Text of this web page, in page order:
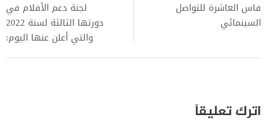
فاس العاشرة للتواصل
السينمائي
لجنة دعم الأفلام في
دورتها الثالثة لسنة 2022
والتي أعلن عنها اليوم:
اترك تعليقاً